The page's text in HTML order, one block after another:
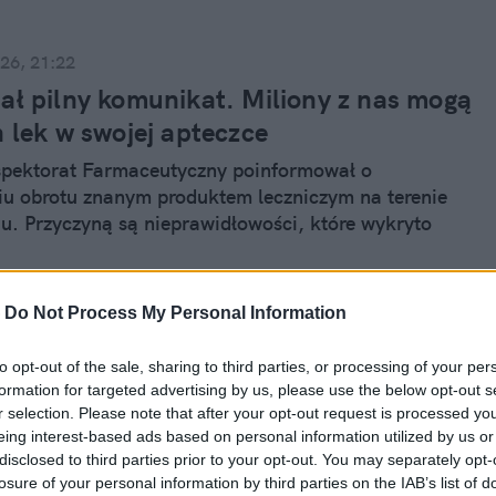
Do Not Process My Personal Information
opt-out of the sale, sharing to third parties, or processing of your
for targeted advertising by us, please use the below opt-out
selection. Please note that after your opt-out request is processed
interest-based ads based on personal information utilized by us
to third parties prior to your opt-out. You may separately
of your personal information by third parties on the IAB’s list of
zresztą z nich korzystam).
bez reszty we włoskim
domowa kolekcja roślin
ich przed kocimi zębami nie
21:22
pilny komunikat. Miliony z nas mogą
lek w swojej apteczce
Farmaceutyczny poinformował o
obrotu znanym produktem leczniczym na terenie
Przyczyną są nieprawidłowości, które wykryto
dotyczące preparatu do wstrzykiwań.
19:38
przygodę z siłownią? Zapytałam
złote zasady dla świeżaków
na siłowni mierzą się z wieloma wyzwaniami, a